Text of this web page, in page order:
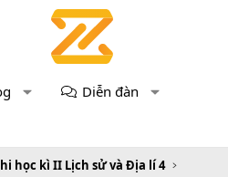
Diễn đàn
học kì II Lịch sử và Địa lí 4